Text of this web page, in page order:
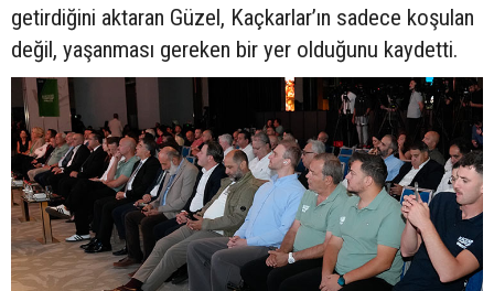
getirdiğini aktaran Güzel, Kaçkarlar’ın sadece koşulan
değil, yaşanması gereken bir yer olduğunu kaydetti.